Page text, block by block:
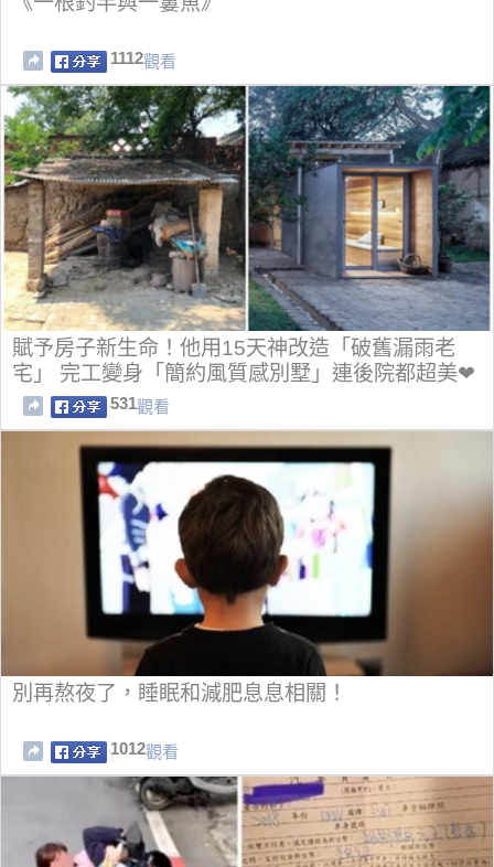
1112觀看
賦予房子新生命！他用15天神改造「破舊漏雨老
宅」 完工變身「簡約風質感別墅」連後院都超美❤
531觀看
別再熬夜了，睡眠和減肥息息相關！
1012觀看